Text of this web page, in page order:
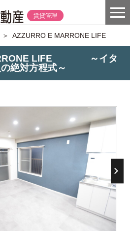
賃貸管理
＞AZZURRO E MARRONE LIFE
LIFE ～イタ
絶対方程式～